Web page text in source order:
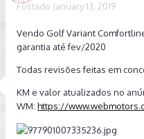
Postado January 13, 2019
Vendo Golf Variant
garantia até fev/2020
Todas revisões feitas em
KM e valor atualizados no
WM: https://